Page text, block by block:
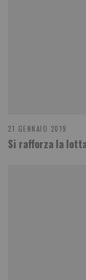
21 GENNAIO 2019
Si rafforza la